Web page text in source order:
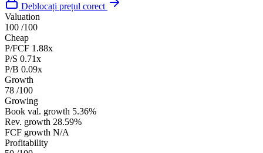
Deblocați prețul corect
Valuation
100 /100
Cheap
P/FCF 1.88x
P/S 0.71x
P/B 0.09x
Growth
78 /100
Growing
Book val. growth 5.36%
Rev. growth 28.59%
FCF growth N/A
Profitability